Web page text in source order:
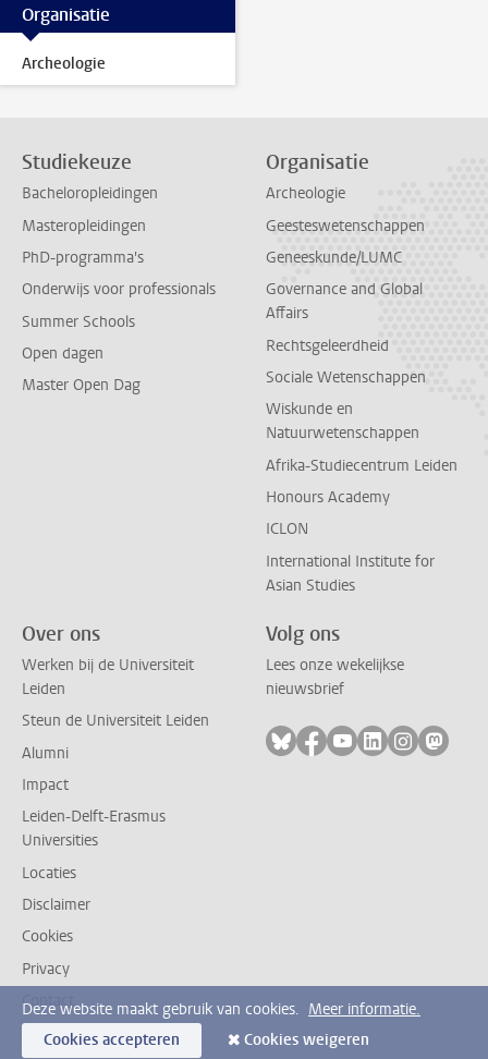
Organisatie
Archeologie
Studiekeuze
Bacheloropleidingen
Masteropleidingen
PhD-programma's
Onderwijs voor professionals
Summer Schools
Open dagen
Master Open Dag
Organisatie
Archeologie
Geesteswetenschappen
Geneeskunde/LUMC
Governance and Global
Affairs
Rechtsgeleerdheid
Sociale Wetenschappen
Wiskunde en
Natuurwetenschappen
Afrika-Studiecentrum Leiden
Honours Academy
ICLON
International Institute for
Asian Studies
Over ons
Werken bij de Universiteit
Leiden
Steun de Universiteit Leiden
Alumni
Impact
Leiden-Delft-Erasmus
Universities
Locaties
Disclaimer
Cookies
Privacy
Contact
Volg ons
Lees onze wekelijkse
nieuwsbrief
Volg ons op bluesky
Volg ons op facebook
Volg ons op
Volg ons op
Volg ons
Volg
Deze website maakt gebruik van cookies. Meer informatie.
Cookies accepteren
Cookies weigeren